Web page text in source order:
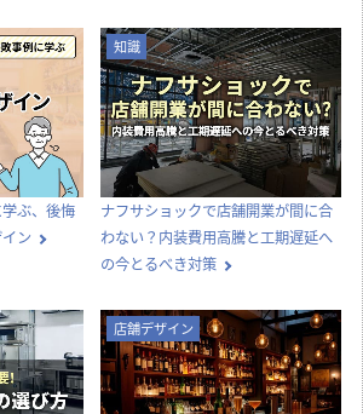
ぶ、後悔
ン
知識
ナフサショックで店舗開業が間に合
わない？内装費用高騰と工期遅延へ
の今とるべき対策
店舗デザイン